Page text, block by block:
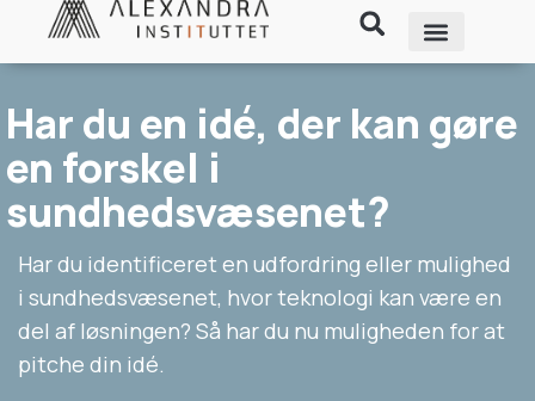
Har du en idé, der kan gøre
en forskel i
sundhedsvæsenet?
Har du identificeret en udfordring eller mulighed
i sundhedsvæsenet, hvor teknologi kan være en
del af løsningen? Så har du nu muligheden for at
pitche din idé.